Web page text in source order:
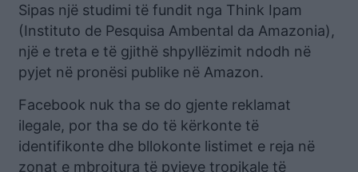
Sipas një studimi të fundit nga Think Ipam
(Instituto de Pesquisa Ambental da Amazonia),
një e treta e të gjithë shpyllëzimit ndodh në
pyjet në pronësi publike në Amazon.
Facebook nuk tha se do gjente reklamat
ilegale, por tha se do të kërkonte të
identifikonte dhe bllokonte listimet e reja në
zonat e mbrojtura të pyjeve tropikale të